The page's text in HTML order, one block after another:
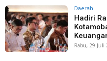
Daerah
Hadiri
Rabu, 29 Juli